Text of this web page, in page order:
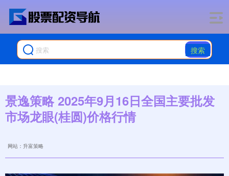
搜索
景逸策略 2025年9月16日全国主要批发
市场龙眼(桂圆)价格行情
网站：升富策略